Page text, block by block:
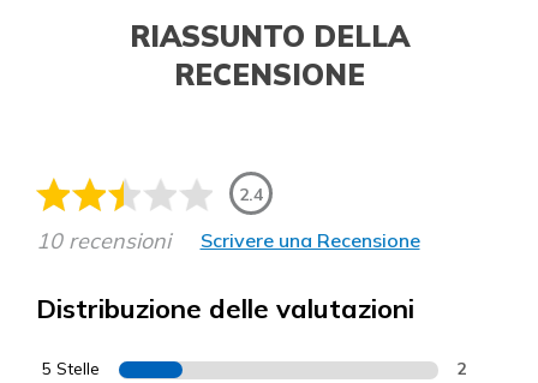
RIASSUNTO DELLA
RECENSIONE
2.4
10 recensioni Scrivere una Recensione
Distribuzione delle valutazioni
5 Stelle 2